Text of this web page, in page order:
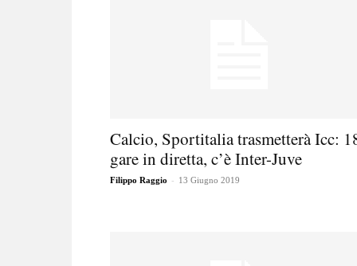
Calcio, Sportitalia trasmetterà Icc:
gare in diretta, c’è Inter-Juve
Filippo Raggio - 13 Giugno 2019